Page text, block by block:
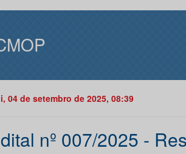
04 de setembro de 2025, 08:39
nº 007/2025 -